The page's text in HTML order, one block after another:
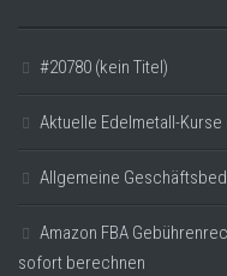
#20780 (kein Titel)
Aktuelle Edelmetall-
Allgemeine
Amazon FBA
sofort berechnen